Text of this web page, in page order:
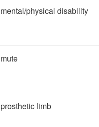
mental/physical disability
mute
prosthetic limb